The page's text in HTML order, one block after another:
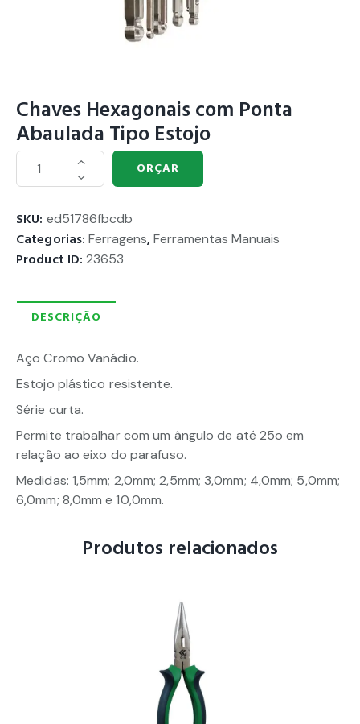
Chaves Hexagonais com Ponta
Abaulada Tipo Estojo
ORÇAR
SKU: ed51786fbcdb
Categorias:Ferragens,Ferramentas Manuais
Product ID:23653
DESCRIÇÃO
Aço Cromo Vanádio.
Estojo plástico resistente.
Série curta.
Permite trabalhar com um ângulo de até 25o em
relação ao eixo do parafuso.
Medidas: 1,5mm; 2,0mm; 2,5mm; 3,0mm; 4,0mm; 5,0mm;
6,0mm; 8,0mm e 10,0mm.
Produtos relacionados